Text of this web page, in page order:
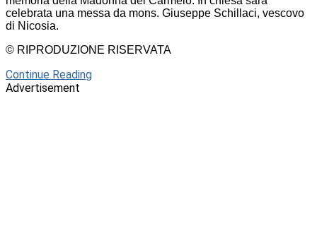
celebrata una messa da mons. Giuseppe Schillaci, vescovo
di Nicosia.
© RIPRODUZIONE RISERVATA
Continue Reading
Advertisement